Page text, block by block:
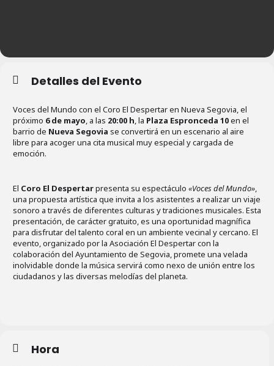
Detalles del Evento
Voces del Mundo con el Coro El Despertar en Nueva Segovia, el
próximo 6 de mayo, a las 20:00 h, la Plaza Espronceda 10en el
barrio de Nueva Segovia se convertirá en un escenario al aire
libre para acoger una cita musical muy especial y cargada de
emoción.
El Coro El Despertarpresenta su espectáculo «Voces del Mundo»,
una propuesta artística que invita a los asistentes a realizar un viaje
sonoro a través de diferentes culturas y tradiciones musicales. Esta
presentación, de carácter gratuito, es una oportunidad magnífica
para disfrutar del talento coral en un ambiente vecinal y cercano. El
evento, organizado por la Asociación El Despertar con la
colaboración del Ayuntamiento de Segovia, promete una velada
inolvidable donde la música servirá como nexo de unión entre los
ciudadanos y las diversas melodías del planeta.
Hora